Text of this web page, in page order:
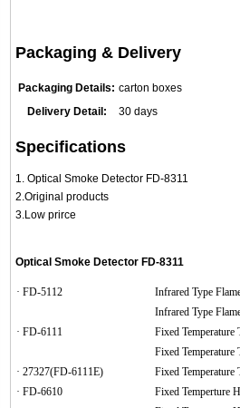
Packaging & Delivery
Packaging Details: carton boxes
Delivery Detail:
30 days
Specifications
1. Optical Smoke Detector FD-8311
2.Original products
3.Low prirce
Optical Smoke Detector FD-8311
· FD-5112
Infrared Type
Infrared Type
· FD-6111
Fixed Temperature
Fixed
· 27327(FD-6111E)
Fixed
· FD-6610
Fixed Temperture